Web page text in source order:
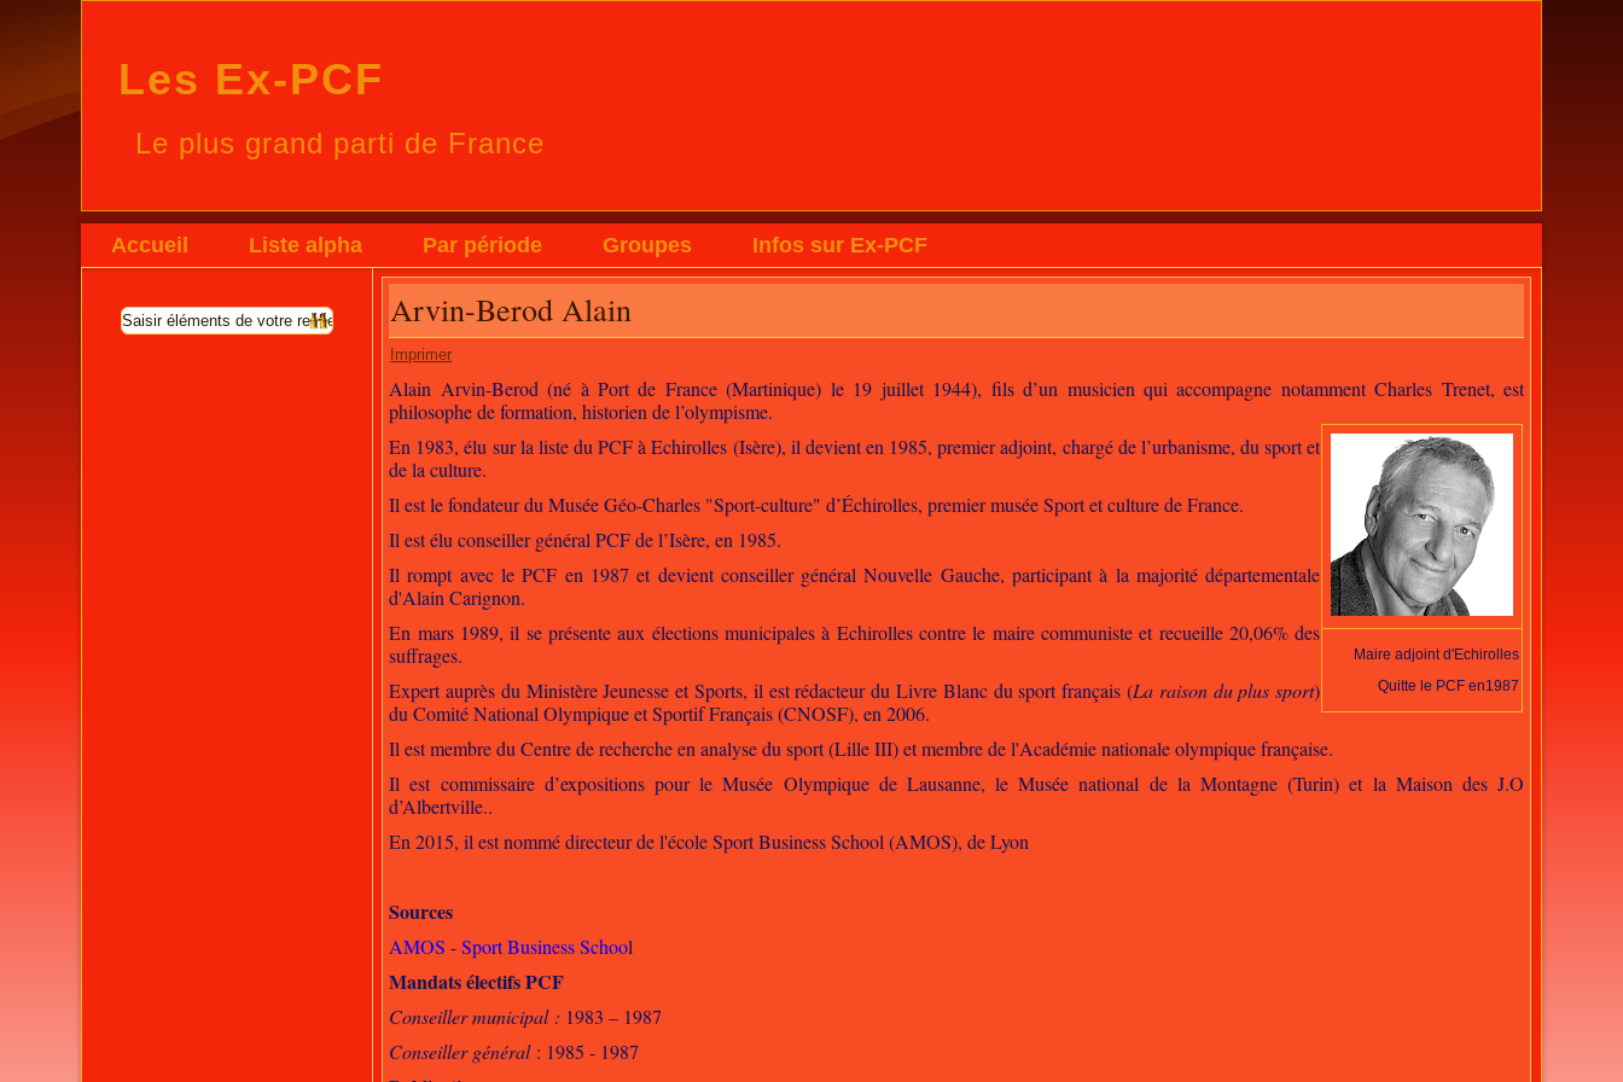
Les Ex-PCF
Le plus grand parti de France
Accueil Liste alpha Par période Groupes Infos sur Ex-PCF
Arvin-Berod Alain
Imprimer
Alain Arvin-Berod (né à Port de France (Martinique) le 19 juillet 1944), fils d’un musicien qui accompagne notamment Charles Trenet, est
philosophe de formation, historien de l’olympisme.
Maire adjoint d'Echirolles
Quitte le PCF en1987
En 1983, élu sur la liste du PCF à Echirolles (Isère), il devient en 1985, premier adjoint, chargé de l’urbanisme, du sport et
de la culture.
Il est le fondateur du Musée Géo-Charles "Sport-culture" d’Échirolles, premier musée Sport et culture de France.
Il est élu conseiller général PCF de l’Isère, en 1985.
Il rompt avec le PCF en 1987 et devient conseiller général Nouvelle Gauche, participant à la majorité départementale
d'Alain Carignon.
En mars 1989, il se présente aux élections municipales à Echirolles contre le maire communiste et recueille 20,06% des
suffrages.
Expert auprès du Ministère Jeunesse et Sports, il est rédacteur du Livre Blanc du sport français (La raison du plus sport)
du Comité National Olympique et Sportif Français (CNOSF), en 2006.
Il est membre du Centre de recherche en analyse du sport (Lille III) et membre de l'Académie nationale olympique française.
Il est commissaire d’expositions pour le Musée Olympique de Lausanne, le Musée national de la Montagne (Turin) et la Maison des J.O
d’Albertville..
En 2015, il est nommé directeur de l'école Sport Business School (AMOS), de Lyon
Sources
AMOS - Sport Business School
Mandats électifs PCF
Conseiller municipal : 1983 – 1987
Conseiller général: 1985 - 1987